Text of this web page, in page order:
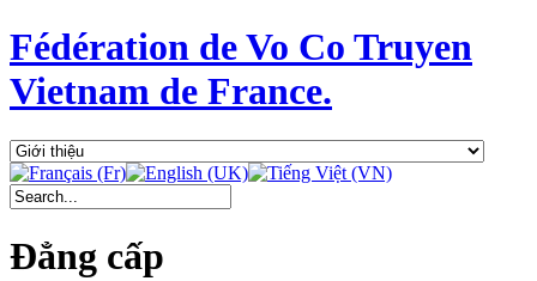
Fédération de Vo Co Truyen
Vietnam de France.
Đẳng cấp